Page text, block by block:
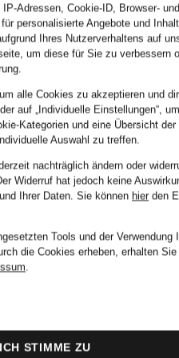
PAUL
Peak
REPEAT
VENICE
Adressen, Cookie-ID, Browser-
personalisierte Angebote und
Ihres Nutzerverhaltens auf
um diese für Sie zu verbessern
alle Cookies zu akzeptieren und
auf „Individuelle Einstellungen“,
Kategorien und eine Übersicht
Auswahl zu treffen.
nachträglich ändern oder
Widerruf hat jedoch keine
Ihrer Daten. Sie können hier den
Tools und der Verwendung
die Cookies erheben, erhalten
.
ICH STIMME ZU